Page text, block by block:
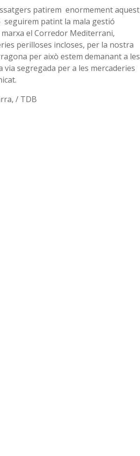
patirem enormement aquest
patint la mala gestió
el Corredor Mediterrani,
perilloses incloses, per la nostra
per això estem demanant a les
segregada per a les mercaderies
/ TDB